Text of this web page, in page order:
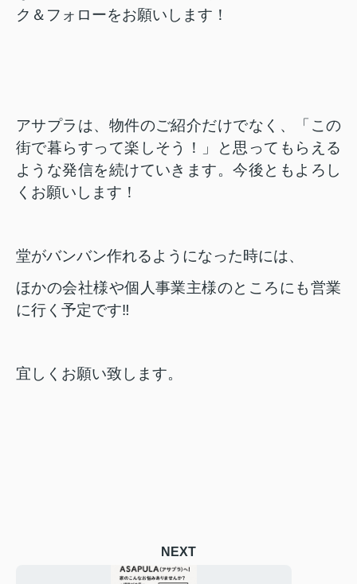
ク＆フォローをお願いします！
アサプラは、物件のご紹介だけでなく、「この
街で暮らすって楽しそう！」と思ってもらえる
ような発信を続けていきます。今後ともよろし
くお願いします！
堂がバンバン作れるようになった時には、
ほかの会社様や個人事業主様のところにも営業
に行く予定です‼
宜しくお願い致します。
NEXT